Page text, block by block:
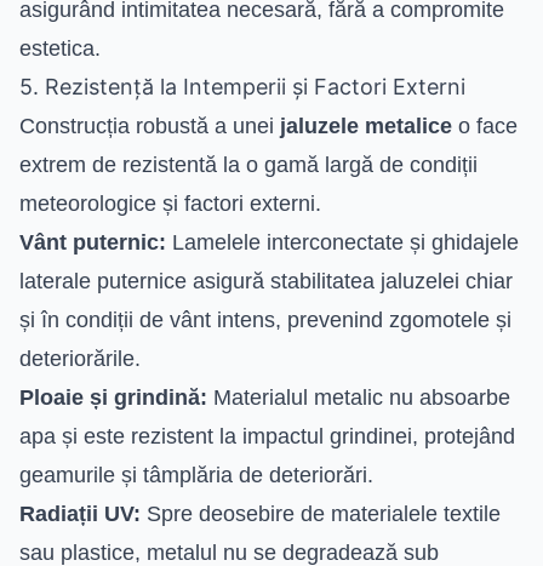
asigurând intimitatea necesară, fără a compromite
estetica.
5. Rezistență la Intemperii și Factori Externi
Construcția robustă a unei jaluzele metalice o face
extrem de rezistentă la o gamă largă de condiții
meteorologice și factori externi.
Vânt puternic: Lamelele interconectate și ghidajele
laterale puternice asigură stabilitatea jaluzelei chiar
și în condiții de vânt intens, prevenind zgomotele și
deteriorările.
Ploaie și grindină: Materialul metalic nu absoarbe
apa și este rezistent la impactul grindinei, protejând
geamurile și tâmplăria de deteriorări.
Radiații UV: Spre deosebire de materialele textile
sau plastice, metalul nu se degradează sub